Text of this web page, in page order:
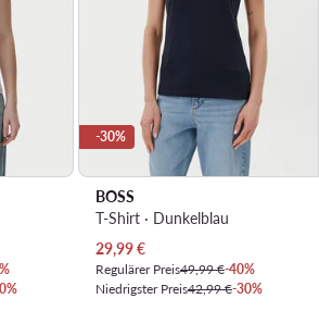
-30%
BOSS
T-Shirt · Dunkelblau
Aktueller Preis
29,99€
Regulärer Preis49,99 €-40%
Niedrigster Preis42,99 €-30%